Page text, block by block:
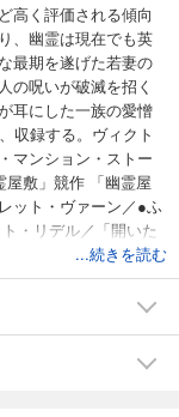
高く評価される傾向
、幽霊は現在でも英
最期を遂げた若妻の
の呪いが破滅を招く
耳にした一族の愛憎
収録する。ヴィクト
マンション・ストー
屋敷」競作 「幽霊屋
ット・ヴァーン／●ふ
・リデル／「開いた
競作 「ブレイクスリー
奇談の屋敷」アンド
屋敷 「バロカン屋敷
・オリア／「ヨーク
...続きを読む